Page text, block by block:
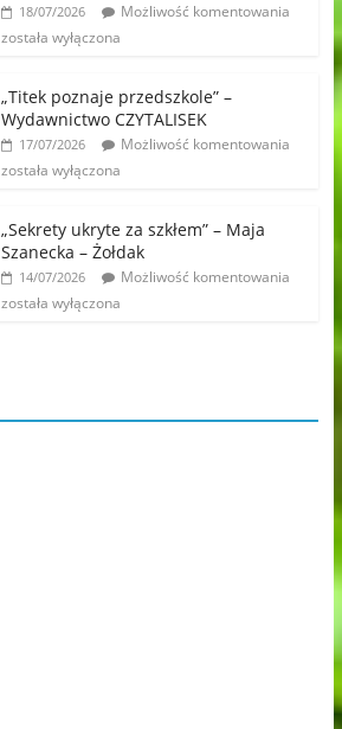
18/07/2026
Możliwość komentowania
została wyłączona
„Titek poznaje przedszkole” –
Wydawnictwo CZYTALISEK
17/07/2026
Możliwość komentowania
została wyłączona
„Sekrety ukryte za szkłem” – Maja
Szanecka – Żołdak
14/07/2026
Możliwość komentowania
została wyłączona